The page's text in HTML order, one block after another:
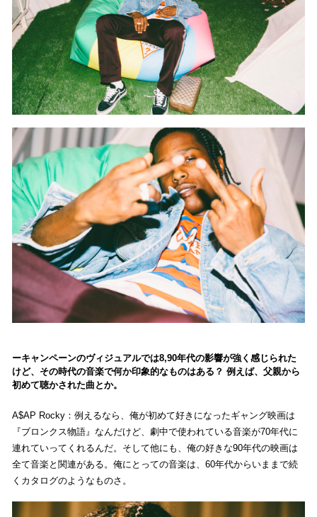
キャンペーンのヴィジュアルでは8,90年代の影響が強く感じられた
けど、その時代の音楽で何か印象的なものはある？ 例えば、父親から
初めて聴かされた曲とか。
A$AP Rocky：例えるなら、俺が初めて好きになったギャング映画は
『ブロンクス物語』なんだけど、劇中で使われている音楽が70年代に
連れていってくれるんだ。そして他にも、俺の好きな90年代の映画は
全て音楽と関連がある。俺にとっての音楽は、60年代からいままで続
くカタログのようなものさ。